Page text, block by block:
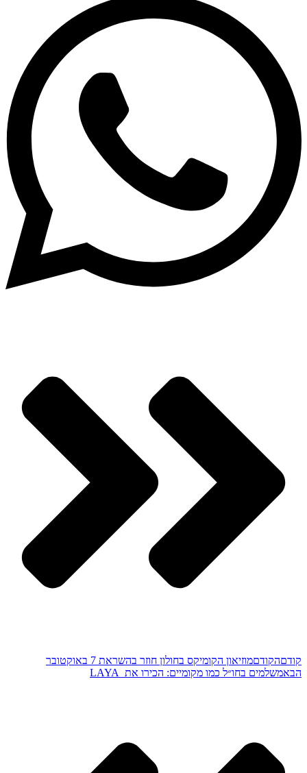
קודםהקודםמוזיאון הקומיקס בחולון חוזר בהשראת 7 באוקטובר
הבאמשלמים בחו״ל כמו מקומיים: הכירו את LAYA